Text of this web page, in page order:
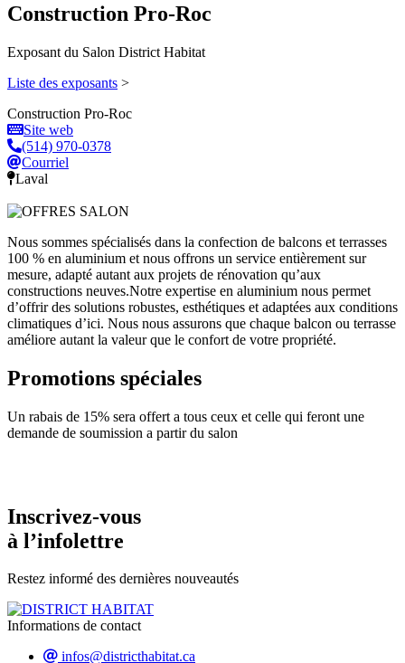
Construction Pro-Roc
Exposant du Salon District Habitat
Liste des exposants >
Construction Pro-Roc
Site web
(514) 970-0378
Courriel
Laval
Nous sommes spécialisés dans la confection de balcons et terrasses
100 % en aluminium et nous offrons un service entièrement sur
mesure, adapté autant aux projets de rénovation qu’aux
constructions neuves.Notre expertise en aluminium nous permet
d’offrir des solutions robustes, esthétiques et adaptées aux conditions
climatiques d’ici. Nous nous assurons que chaque balcon ou terrasse
améliore autant la valeur que le confort de votre propriété.
Promotions spéciales
Un rabais de 15% sera offert a tous ceux et celle qui feront une
demande de soumission a partir du salon
Inscrivez-vous
à l’infolettre
Restez informé des dernières nouveautés
Informations de contact
infos@districthabitat.ca